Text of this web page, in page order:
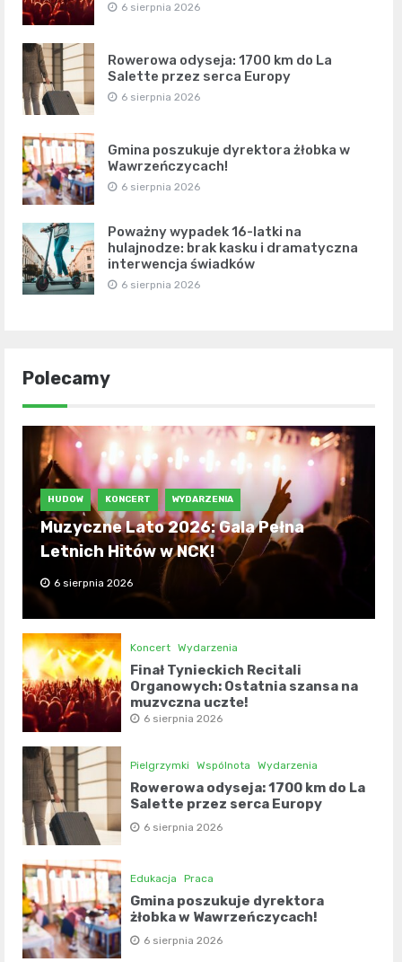
6 sierpnia 2026
Rowerowa odyseja: 1700 km do La
Salette przez serca Europy
6 sierpnia 2026
Gmina poszukuje dyrektora żłobka w
Wawrzeńczycach!
6 sierpnia 2026
Poważny wypadek 16-latki na
hulajnodze: brak kasku i dramatyczna
interwencja świadków
6 sierpnia 2026
Polecamy
HUDOW KONCERT WYDARZENIA
Muzyczne Lato 2026: Gala Pełna
Letnich Hitów w NCK!
6 sierpnia 2026
Koncert Wydarzenia
Finał Tynieckich Recitali
Organowych: Ostatnia szansa na
muzyczną ucztę!
6 sierpnia 2026
Pielgrzymki Wspólnota Wydarzenia
Rowerowa odyseja: 1700 km do La
Salette przez serca Europy
6 sierpnia 2026
Edukacja Praca
Gmina poszukuje dyrektora
żłobka w Wawrzeńczycach!
6 sierpnia 2026